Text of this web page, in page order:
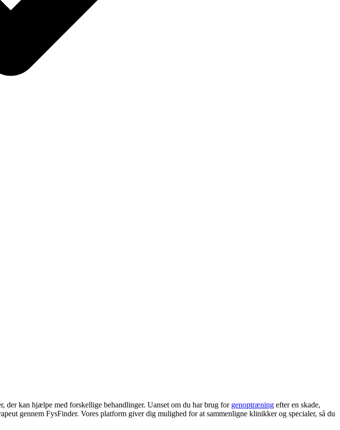
der kan hjælpe med forskellige behandlinger. Uanset om du har brug for genoptræning efter en skade,
gennem FysFinder. Vores platform giver dig mulighed for at sammenligne klinikker og specialer, så du